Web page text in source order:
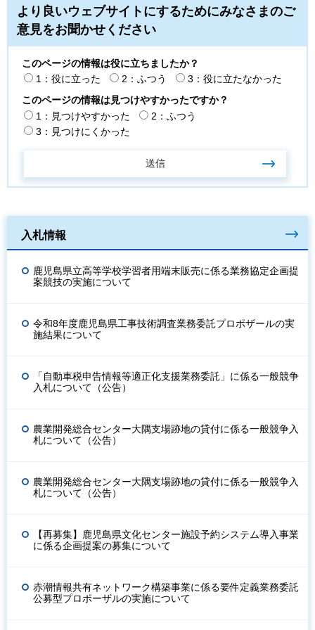
より良いウェブサイトにするためにみなさまのご
意見をお聞かせください
このページの情報は役に立ちましたか？
1：役に立った
2：ふつう
3：役に立たなかった
このページの情報は見つけやすかったですか？
1：見つけやすかった
2：ふつう
3：見つけにくかった
入札情報
鹿児島県立高等学校学習者用端末販売に係る業務協定企画提
案競技の実施について
令和8年度鹿児島県工事技術調査業務委託プロポザールの実
施結果について
「自動車税申告情報等適正化支援業務委託」に係る一般競争
入札について（公告）
農業開発総合センター大隅支場跡地の貸付に係る一般競争入
札について（公告）
農業開発総合センター大隅支場跡地の貸付に係る一般競争入
札について（公告）
【再募集】鹿児島県文化センター施設予約システム導入事業
に係る企画提案の募集について
赤潮情報共有ネットワーク構築事業に係る要件定義業務委託
公募型プロポーザルの実施について